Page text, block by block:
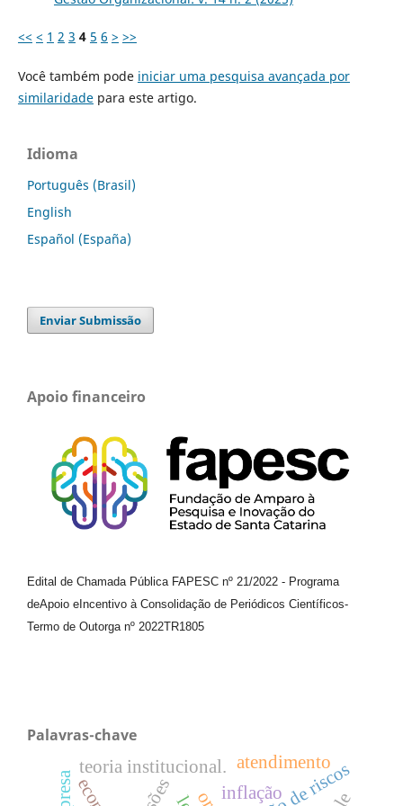
<< < 1 2 3 4 5 6 > >>
Você também pode iniciar uma pesquisa avançada por
similaridadepara este artigo.
Idioma
Português (Brasil)
English
Español (España)
Enviar Submissão
Apoio financeiro
Edital de Chamada Pública FAPESC nº 21/2022 - Programa
deApoio e Incentivo à Consolidação de Periódicos Científicos-
Termo de Outorga nº 2022TR1805
Palavras-chave
teoria institucional. atendimento
inflação